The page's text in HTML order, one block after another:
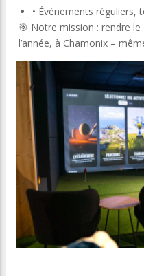
• Événements réguliers,
🎯 Notre mission : rendre
l’année, à Chamonix –